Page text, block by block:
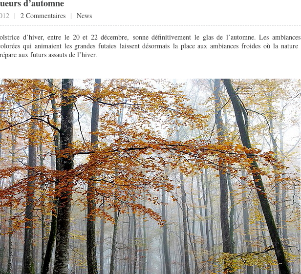
d’automne
| 2 Commentaires | News
d’hiver, entre le 20 et 22 décembre, sonne définitivement le glas de l’automne. Les ambiances
qui animaient les grandes futaies laissent désormais la place aux ambiances froides où la nature
aux futurs assauts de l’hiver.